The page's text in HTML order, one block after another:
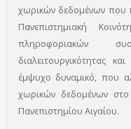
χωρικών δεδομένων που
Πανεπιστημιακή
πληροφοριακών
διαλειτουργικότητας
έμψυχο δυναμικό, που
χωρικών δεδομένων στο
Πανεπιστημίου Αιγαίου.